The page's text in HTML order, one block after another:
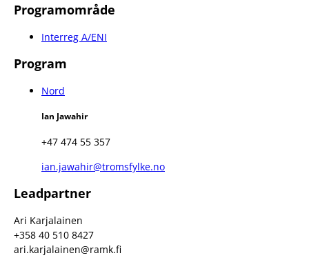
Programområde
Interreg A/ENI
Program
Nord
Ian Jawahir
+47 474 55 357
ian.jawahir@tromsfylke.no
Leadpartner
Ari Karjalainen
+358 40 510 8427
ari.karjalainen@ramk.fi